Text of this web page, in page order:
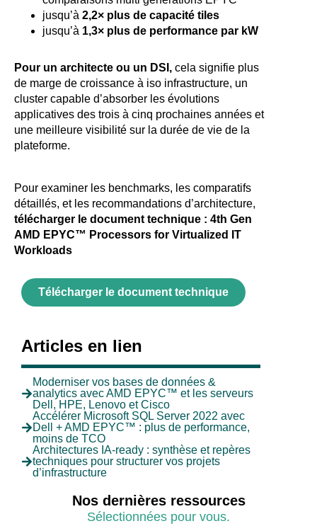
jusqu’à 2,2× plus de capacité tiles
jusqu’à 1,3× plus de performance par kW
Pour un architecte ou un DSI, cela signifie plus
de marge de croissance à iso infrastructure, un
cluster capable d’absorber les évolutions
applicatives des trois à cinq prochaines années et
une meilleure visibilité sur la durée de vie de la
plateforme.
Pour examiner les benchmarks, les comparatifs
détaillés, et les recommandations d’architecture,
télécharger le document technique : 4th Gen
AMD EPYC™ Processors for Virtualized IT
Workloads
Télécharger le document technique
Articles en lien
Moderniser vos bases de données &
analytics avec AMD EPYC™ et les serveurs
Dell, HPE, Lenovo et Cisco
Accélérer Microsoft SQL Server 2022 avec
Dell + AMD EPYC™ : plus de performance,
moins de TCO
Architectures IA-ready : synthèse et repères
techniques pour structurer vos projets
d’infrastructure
Nos dernières ressources
Sélectionnées pour vous.